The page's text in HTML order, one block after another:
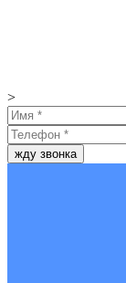
>
жду звонка